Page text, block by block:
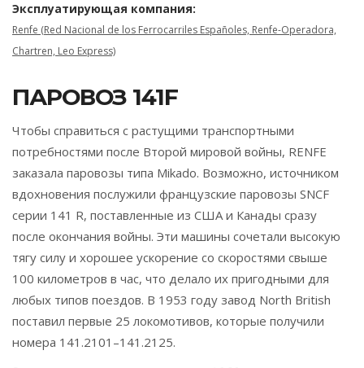
Эксплуатирующая компания:
Renfe (Red Nacional de los Ferrocarriles Españoles, Renfe-Operadora,
Chartren, Leo Express)
ПАРОВОЗ 141F
Чтобы справиться с растущими транспортными
потребностями после Второй мировой войны, RENFE
заказала паровозы типа Mikado. Возможно, источником
вдохновения послужили французские паровозы SNCF
серии 141 R, поставленные из США и Канады сразу
после окончания войны. Эти машины сочетали высокую
тягу силу и хорошее ускорение со скоростями свыше
100 километров в час, что делало их пригодными для
любых типов поездов. В 1953 году завод North British
поставил первые 25 локомотивов, которые получили
номера 141.2101–141.2125.